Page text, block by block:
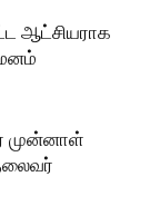
ஆட்சியராக
முன்னாள்